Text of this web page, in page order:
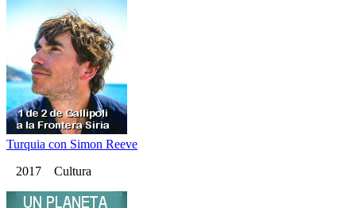
Turquia con Simon Reeve
2017 Cultura